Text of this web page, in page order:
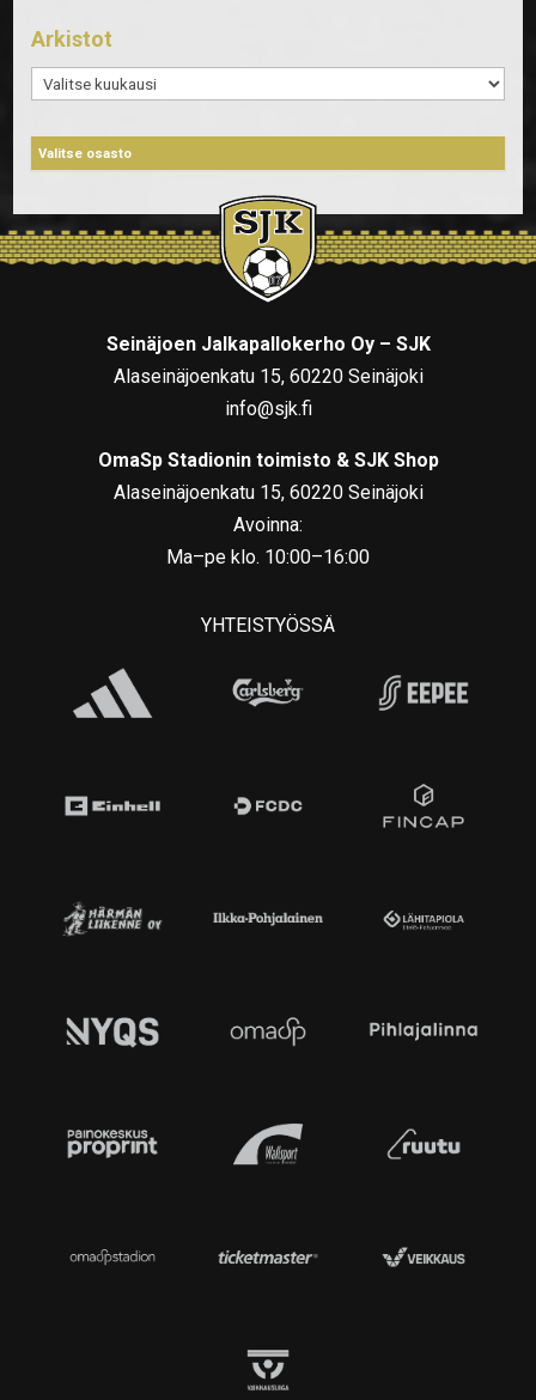
Arkistot
Arkistot
Seinäjoen Jalkapallokerho Oy – SJK
Alaseinäjoenkatu 15, 60220 Seinäjoki
info@sjk.fi
OmaSp Stadionin toimisto & SJK Shop
Alaseinäjoenkatu 15, 60220 Seinäjoki
Avoinna:
Ma–pe klo. 10:00–16:00
YHTEISTYÖSSÄ